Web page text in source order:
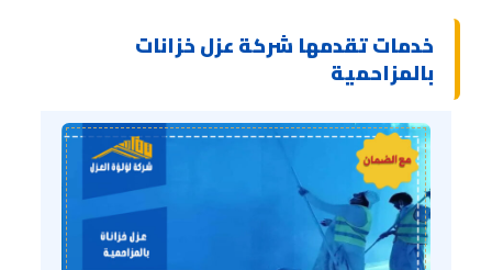
خدمات تقدمها شركة عزل خزانات
بالمزاحمية